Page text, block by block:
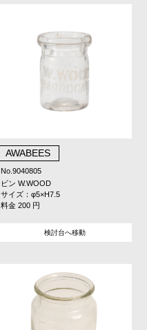
AWABEES
No.9040805
ビン W.WOOD
サイズ：φ5×H7.5
料金 200 円
検討台へ移動